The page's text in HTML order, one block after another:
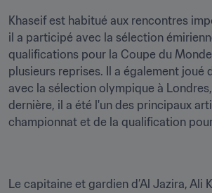
Khaseif est habitué aux rencontres
il a participé avec la sélection
qualifications pour la Coupe du Monde
plusieurs reprises. Il a également joué
avec la sélection olympique à Londres,
dernière, il a été l'un des principaux
championnat et de la qualification pour
Le capitaine et gardien d’Al Jazira, Ali